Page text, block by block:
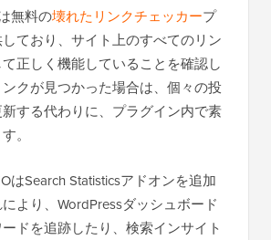
無料の壊れたリンクチェッカープ
ており、サイト上のすべてのリン
正しく機能していることを確認し
クが見つかった場合は、個々の投
する代わりに、プラグイン内で素
。
はSearch Statisticsアドオンを追加
より、WordPressダッシュボード
ドを追跡したり、検索インサイト